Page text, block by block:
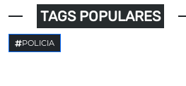
TAGS POPULARES
POLICIA